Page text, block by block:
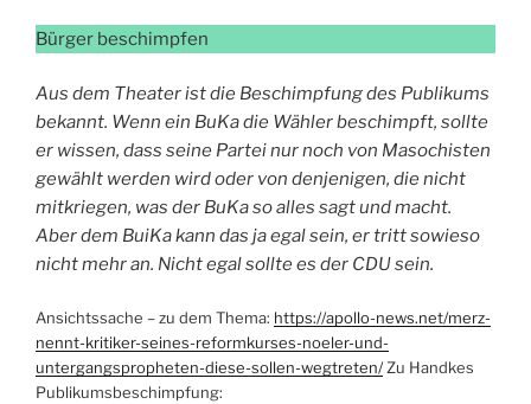
Bürger beschimpfen
Aus dem Theater ist die Beschimpfung des Publikums
bekannt. Wenn ein BuKa die Wähler beschimpft, sollte
er wissen, dass seine Partei nur noch von Masochisten
gewählt werden wird oder von denjenigen, die nicht
mitkriegen, was der BuKa so alles sagt und macht.
Aber dem BuiKa kann das ja egal sein, er tritt sowieso
nicht mehr an. Nicht egal sollte es der CDU sein.
Ansichtssache – zu dem Thema: https://apollo-news.net/merz-
nennt-kritiker-seines-reformkurses-noeler-und-
untergangspropheten-diese-sollen-wegtreten/Zu Handkes
Publikumsbeschimpfung: